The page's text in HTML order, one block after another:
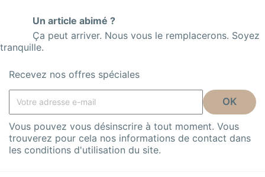
Un article abimé ?
Ça peut arriver. Nous vous le remplacerons. Soyez
tranquille.
Recevez nos offres spéciales
Vous pouvez vous désinscrire à tout moment. Vous
trouverez pour cela nos informations de contact dans
les conditions d'utilisation du site.